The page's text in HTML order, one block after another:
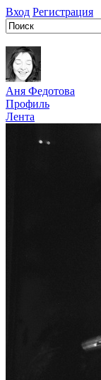
Вход Регистрация
Аня Федотова
Профиль
Лента